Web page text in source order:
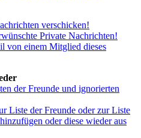
verschicken!
Private Nachrichten!
von einem Mitglied dieses
der Freunde und ignorierten
Liste der Freunde oder zur Liste
oder diese wieder aus